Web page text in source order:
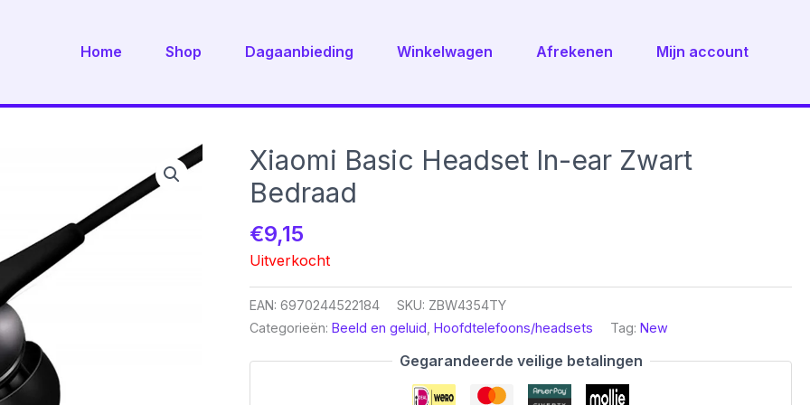
Home Shop Dagaanbieding Winkelwagen Afrekenen Mijn account
Xiaomi Basic Headset In-ear Zwart
Bedraad
€9,15
Uitverkocht
EAN:6970244522184 SKU: ZBW4354TY
Categorieën:Beeld en geluid ,Hoofdtelefoons/headsets Tag:New
Gegarandeerde veilige betalingen